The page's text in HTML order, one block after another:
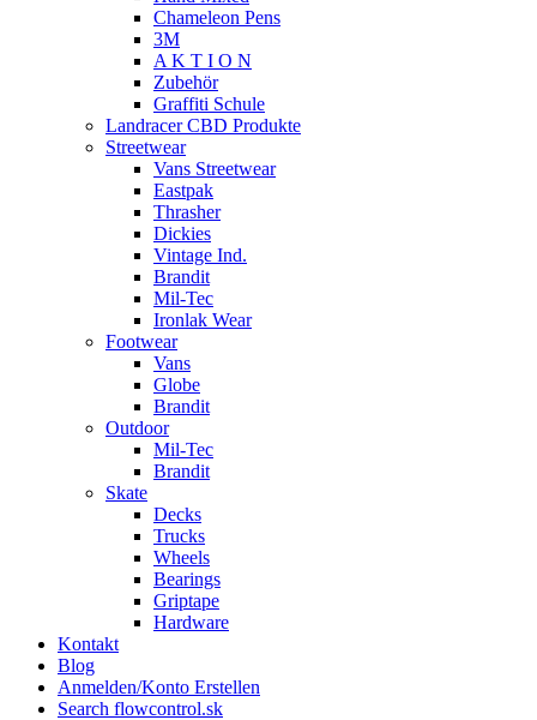
Chameleon Pens
3M
A K T I O N
Zubehör
Graffiti Schule
Landracer CBD Produkte
Streetwear
Vans Streetwear
Eastpak
Thrasher
Dickies
Vintage Ind.
Brandit
Mil-Tec
Ironlak Wear
Footwear
Vans
Globe
Brandit
Outdoor
Mil-Tec
Brandit
Skate
Decks
Trucks
Wheels
Bearings
Griptape
Hardware
Kontakt
Blog
Anmelden/Konto Erstellen
Search flowcontrol.sk